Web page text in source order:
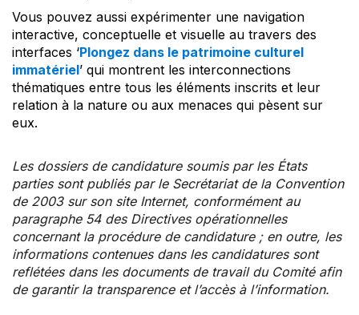
Vous pouvez aussi expérimenter une navigation
interactive, conceptuelle et visuelle au travers des
interfaces ‘Plongez dans le patrimoine culturel
immatériel’ qui montrent les interconnections
thématiques entre tous les éléments inscrits et leur
relation à la nature ou aux menaces qui pèsent sur
eux.
Les dossiers de candidature soumis par les États
parties sont publiés par le Secrétariat de la Convention
de 2003 sur son site Internet, conformément au
paragraphe 54 des Directives opérationnelles
concernant la procédure de candidature ; en outre, les
informations contenues dans les candidatures sont
reflétées dans les documents de travail du Comité afin
de garantir la transparence et l’accès à l’information.